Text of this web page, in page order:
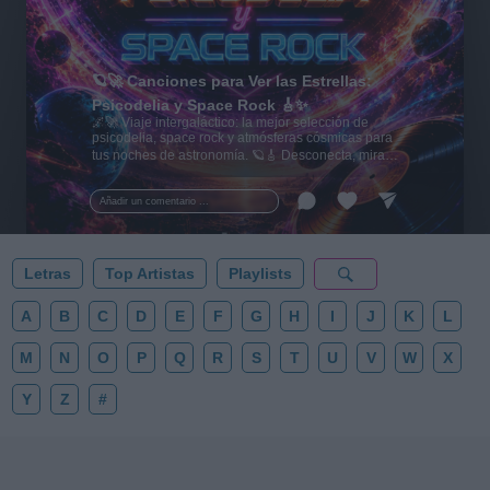
Añadir un comentario ...
🪐🚀 Canciones para Ver las Estrellas:
Psicodelia y Space Rock 🎸✨
🌌🚀 Viaje intergaláctico: la mejor selección de
psicodelia, space rock y atmósferas cósmicas para
tus noches de astronomía. 🪐🎸 Desconecta, mira
al firmamento y siente la gravedad cero. 💾 ¡Guarda
esta colección para tu próxima noche estrellada!
✨⭐
Letras Top Artistas Playlists
A B C D E F G H I J K L
M N O P Q R S T U V W X
Y Z #